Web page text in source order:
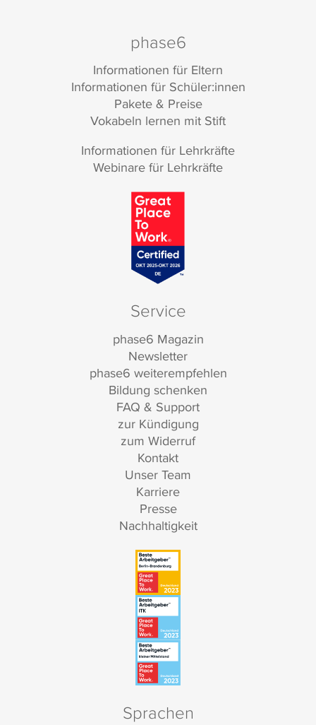
phase6
Informationen für Eltern
Informationen für Schüler:innen
Pakete & Preise
Vokabeln lernen mit Stift
Informationen für Lehrkräfte
Webinare für Lehrkräfte
Service
phase6 Magazin
Newsletter
phase6 weiterempfehlen
Bildung schenken
FAQ & Support
zur Kündigung
zum Widerruf
Kontakt
Unser Team
Karriere
Presse
Nachhaltigkeit
Sprachen